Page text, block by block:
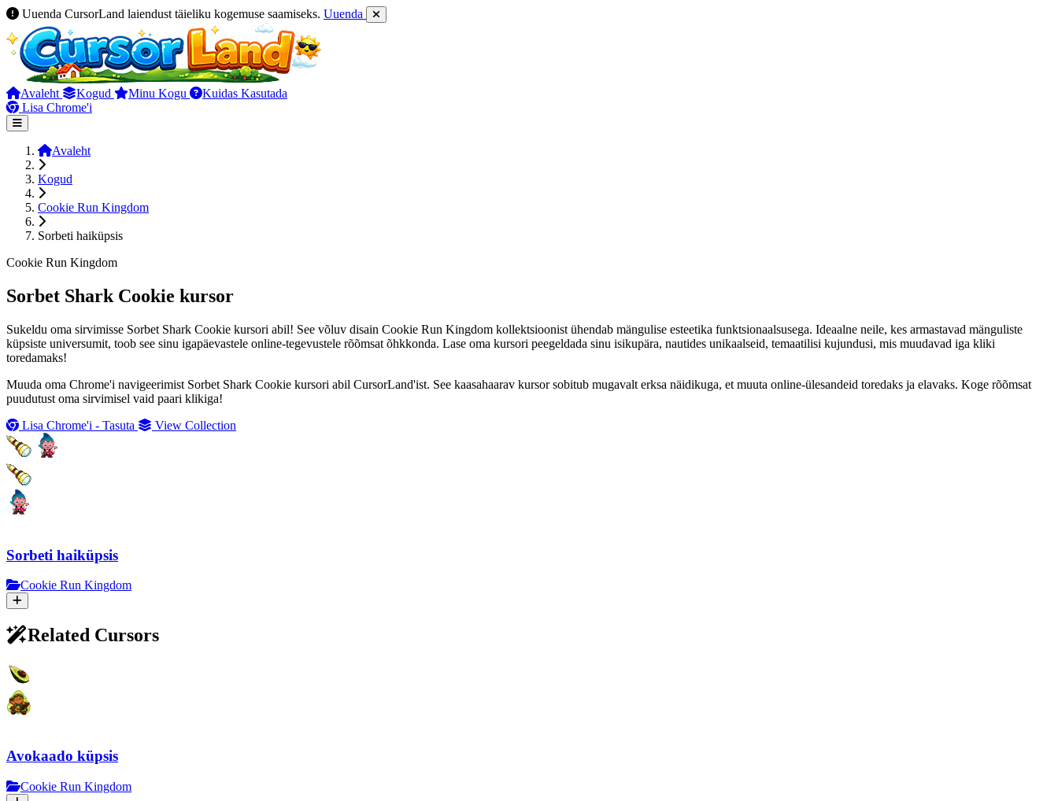
Uuenda CursorLand laiendust täieliku kogemuse saamiseks. Uuenda
Avaleht Kogud Minu Kogu
Kuidas Kasutada
Lisa Chrome'i
Avaleht
Kogud
Cookie Run Kingdom
Sorbeti haiküpsis
Cookie Run Kingdom
Sorbet Shark Cookie kursor
Sukeldu oma sirvimisse Sorbet Shark Cookie kursori abil! See võluv disain Cookie Run Kingdom kollektsioonist ühendab mängulise esteetika funktsionaalsusega. Ideaalne neile, kes armastavad mänguliste
küpsiste universumit, toob see sinu igapäevastele online-tegevustele rõõmsat õhkkonda. Lase oma kursori peegeldada sinu isikupära, nautides unikaalseid, temaatilisi kujundusi, mis muudavad iga kliki
toredamaks!
Muuda oma Chrome'i navigeerimist Sorbet Shark Cookie kursori abil CursorLand'ist. See kaasahaarav kursor sobitub mugavalt erksa näidikuga, et muuta online-ülesandeid toredaks ja elavaks. Koge rõõmsat
puudutust oma sirvimisel vaid paari klikiga!
Lisa Chrome'i - Tasuta
View Collection
Sorbeti haiküpsis
Cookie Run Kingdom
Related Cursors
Avokaado küpsis
Cookie Run Kingdom